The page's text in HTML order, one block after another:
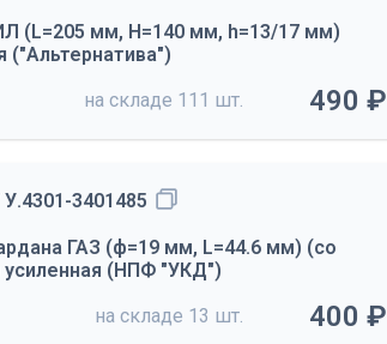
(L=205 мм, H=140 мм, h=13/17 мм)
("Альтернатива")
на складе 111 шт. 490 ₽
3401485
ГАЗ (ф=19 мм, L=44.6 мм) (со
(НПФ "УКД")
на складе 13 шт. 400 ₽